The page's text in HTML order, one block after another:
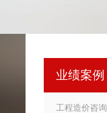
业绩案例
工程造价咨询